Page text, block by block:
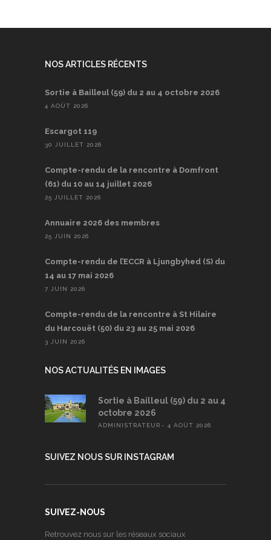
NOS ARTICLES RÉCENTS
Sortie à Bailleul (59) du 2 au 4 octobre 2026
4 AOÛT 2026
Escargot 119
30 JUILLET 2026
Compte-rendu de la rencontre à Domfront
(61) du 10 au 14 juillet 2026
25 JUILLET 2026
Annuaire 2026 des membres
25 JUIN 2026
Compte-rendu de l’ECCR à Ljungbyhed (S) du
14 au 17 mai 2026
7 JUIN 2026
Compte-rendu de la rencontre à St Hilaire
du Harcouët (50) du 23 au 25 mai 2026
3 JUIN 2026
NOS ACTUALITÉS EN IMAGES
Sortie à Bailleul (59) du 2 au 4
octobre 2026
ADMINISTRATEUR 4 AOÛT 2026
SUIVEZ NOUS SUR INSTAGRAM
SUIVEZ-NOUS
Retrouvez nous sur les réseaux sociaux